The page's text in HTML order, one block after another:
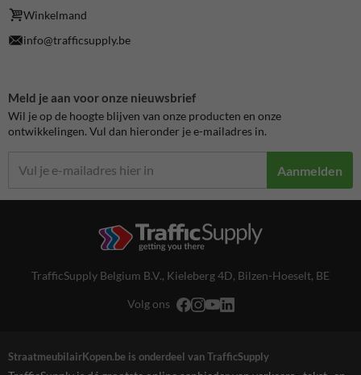
Winkelmand
info@trafficsupply.be
Meld je aan voor onze nieuwsbrief
Wil je op de hoogte blijven van onze producten en onze
ontwikkelingen. Vul dan hieronder je e-mailadres in.
Aanmelden
TrafficSupply Belgium B.V., Kieleberg 4D, Bilzen-Hoeselt, BE
Volg ons
StraatmeubilairKopen.be is onderdeel van TrafficSupply